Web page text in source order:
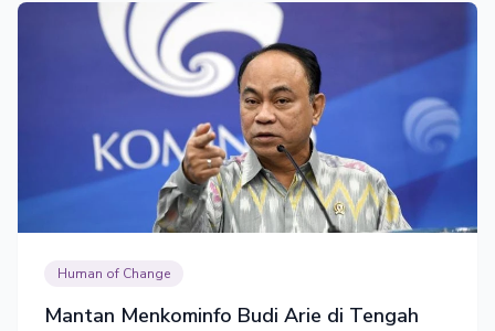
Human of Change
Mantan Menkominfo Budi Arie di Tengah